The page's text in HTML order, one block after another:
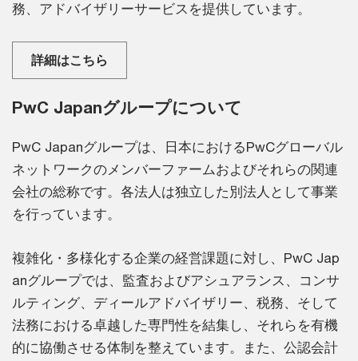
務、アドバイザリーサービスを提供しています。
詳細はこちら
PwC Japanグループについて
PwC Japanグループは、日本におけるPwCグローバル
ネットワークのメンバーファームおよびそれらの関連
会社の総称です。各法人は独立した別法人として事業
を行っています。
複雑化・多様化する企業の経営課題に対し、PwC Jap
anグループでは、監査およびアシュアランス、コンサ
ルティング、ディールアドバイザリー、税務、そして
法務における卓越した専門性を結集し、それらを有機
的に協働させる体制を整えています。また、公認会計